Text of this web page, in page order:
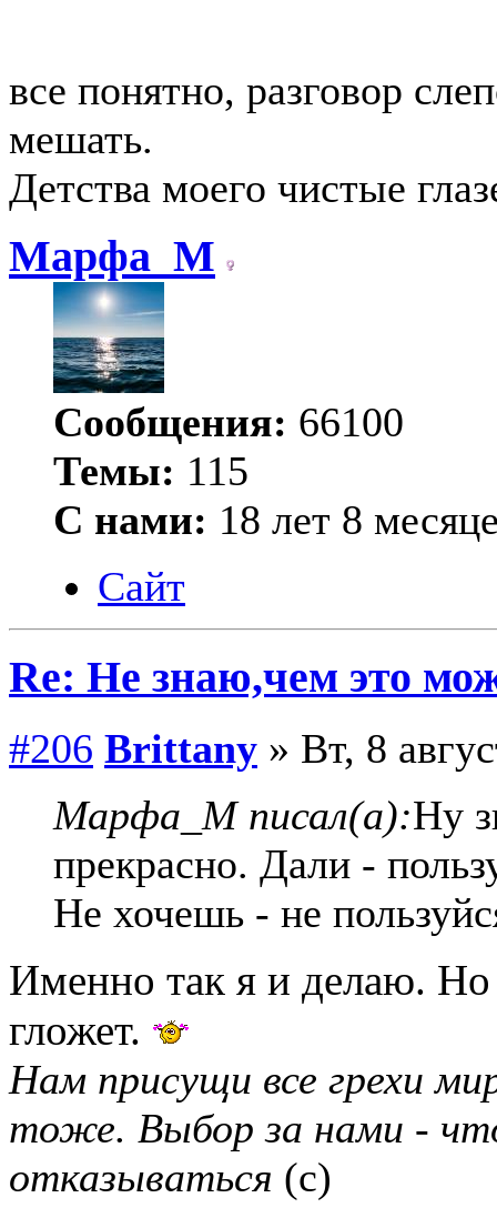
все понятно, разговор
мешать.
Детства моего чистые
Марфа_М
Сообщения: 66100
Темы: 115
С нами: 18 лет 8
Сайт
Re: Не знаю,чем это
#206 Brittany » Вт, 8
Марфа_М писал(а):Ну
прекрасно. Дали -
Не хочешь - не
Именно так я и делаю.
гложет.
Нам присущи все грехи
тоже. Выбор за нами -
отказываться (с)